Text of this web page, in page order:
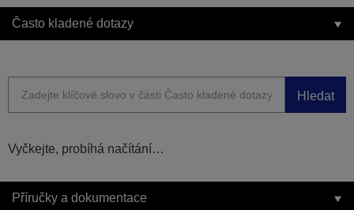
Často kladené dotazy
Hledat
Vyčkejte, probíhá načítání…
Příručky a dokumentace